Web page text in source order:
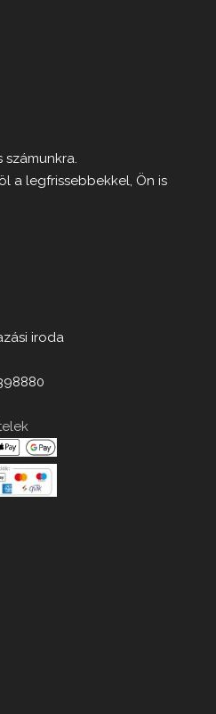
a legfrissebbekkel, Ön is
iroda